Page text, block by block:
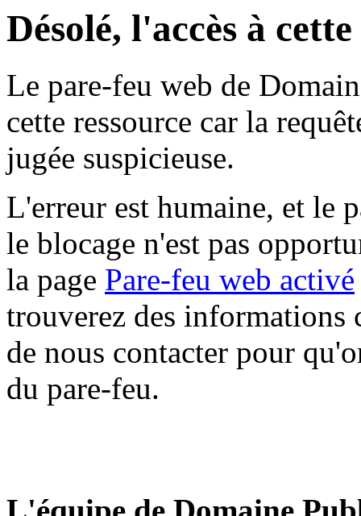
Désolé, l'accès à
Le pare-feu web de
cette ressource car la
jugée suspicieuse.
L'erreur est humaine, et le
le blocage n'est pas
la page Pare-feu web activé
trouverez des informations
de nous contacter pour
du pare-feu.